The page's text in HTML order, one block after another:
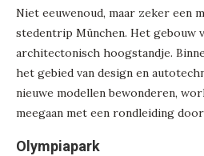
Niet eeuwenoud, maar zeker een
stedentrip München. Het gebouw
architectonisch hoogstandje.
het gebied van design en
nieuwe modellen bewonderen,
meegaan met een rondleiding
Olympiapark